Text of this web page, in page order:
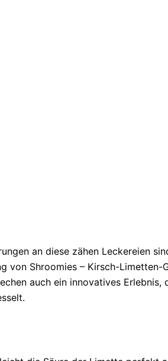
an diese zähen Leckereien
von Shroomies – Kirsch-Limetten-
auch ein innovatives Erlebnis,